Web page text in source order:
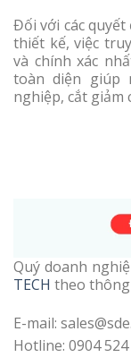
Đối với các
thiết kế, việc
và chính xác
toàn diện giúp
nghiệp, cắt giảm
Quý doanh
TECH theo
E-mail:
Hotline: 0904